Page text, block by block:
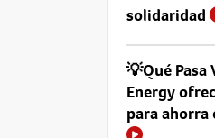
solidaridad
💡Qué Pasa
Energy
para ahorra